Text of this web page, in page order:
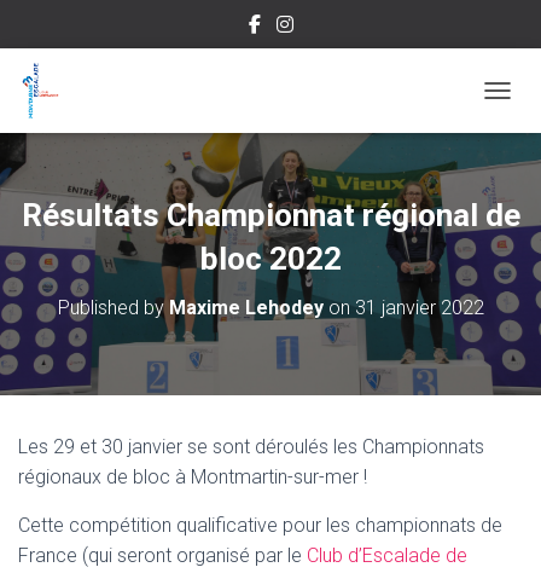
Résultats Championnat régional de
bloc 2022
Published by Maxime Lehodeyon 31 janvier 2022
Les 29 et 30 janvier se sont déroulés les Championnats
régionaux de bloc à Montmartin-sur-mer !
Cette compétition qualificative pour les championnats de
France (qui seront organisé par le Club d’Escalade de